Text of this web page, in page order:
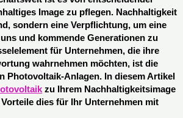
Image zu pflegen. Nachhaltigkeit
sondern eine Verpflichtung, um eine
und kommende Generationen zu
für Unternehmen, die ihre
wahrnehmen möchten, ist die
Photovoltaik-Anlagen. In diesem Artikel
zu Ihrem Nachhaltigkeitsimage
dies für Ihr Unternehmen mit